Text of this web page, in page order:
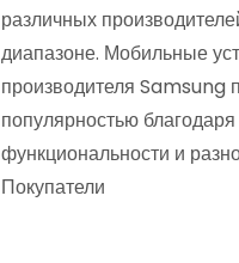
различных
диапазоне. Мобильные
производителя Samsung
популярностью
функциональности и
Покупатели